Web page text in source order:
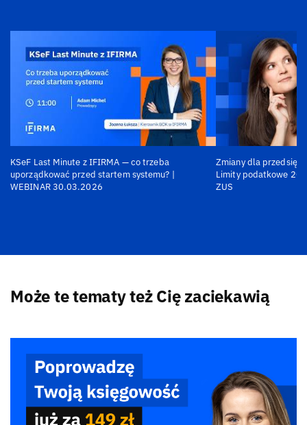
KSeF Last Minute z IFIRMA — co trzeba
uporządkować przed startem systemu? |
WEBINAR 30.03.2026
Zmiany dla
Limity podatkowe
ZUS
Może te tematy też Cię zaciekawią